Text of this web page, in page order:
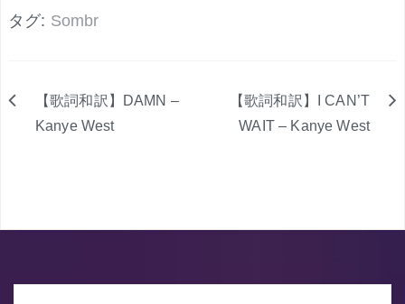
タグ: Sombr
ビ
【歌詞和訳】DAMN –
Kanye West
【歌詞和訳】I CAN’T
WAIT – Kanye West